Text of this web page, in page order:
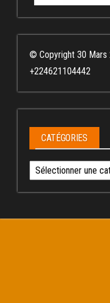
© Copyright 30 Mars
+224621104442
CATÉGORIES
Catégories